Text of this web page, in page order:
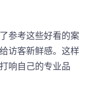
参考这些好看的案
访客新鲜感。这样
响自己的专业品